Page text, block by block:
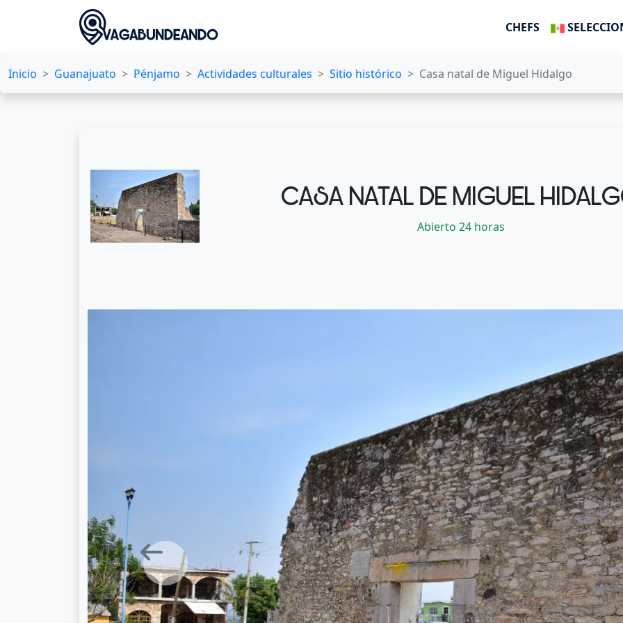
CHEFS
Inicio Guanajuato Pénjamo Actividades culturales Sitio histórico Casa natal de Miguel Hidalgo
CASA NATAL DE MIGUEL
Abierto 24 horas
Previous